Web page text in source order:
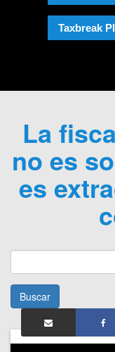
Taxbreak
La
no es
es
Buscar